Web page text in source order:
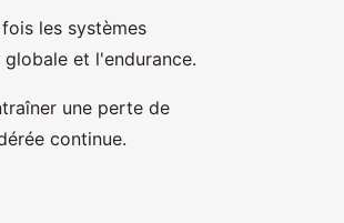
les systèmes
et l'endurance.
une perte de
continue.